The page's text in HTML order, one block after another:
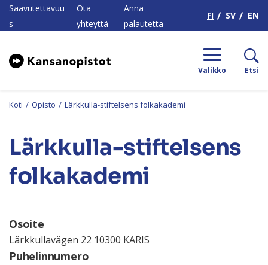
Saavutettavuu
s
Ota
yhteyttä
Anna
palautetta
FI SV EN
Valikko Etsi
Koti / Opisto / Lärkkulla-stiftelsens folkakademi
Lärkkulla-stiftelsens
folkakademi
Osoite
Lärkkullavägen 22 10300 KARIS
Puhelinnumero